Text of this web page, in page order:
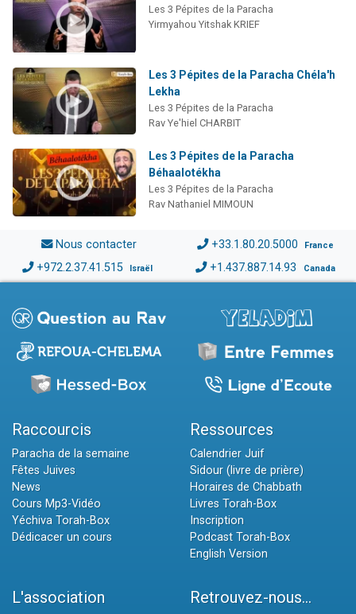
Les 3 Pépites de la Paracha
Yirmyahou Yitshak KRIEF
Les 3 Pépites de la Paracha Chéla'h
Lekha
Les 3 Pépites de la Paracha
Rav Ye'hiel CHARBIT
Les 3 Pépites de la Paracha
Béhaalotékha
Les 3 Pépites de la Paracha
Rav Nathaniel MIMOUN
Nous contacter +33.1.80.20.5000 France
+972.2.37.41.515 Israël +1.437.887.14.93 Canada
Raccourcis
Paracha de la semaine
Fêtes Juives
News
Cours Mp3-Vidéo
Yéchiva Torah-Box
Dédicacer un cours
Ressources
Calendrier Juif
Sidour (livre de prière)
Horaires de Chabbath
Livres Torah-Box
Inscription
Podcast Torah-Box
English Version
L'association Retrouvez-nous...